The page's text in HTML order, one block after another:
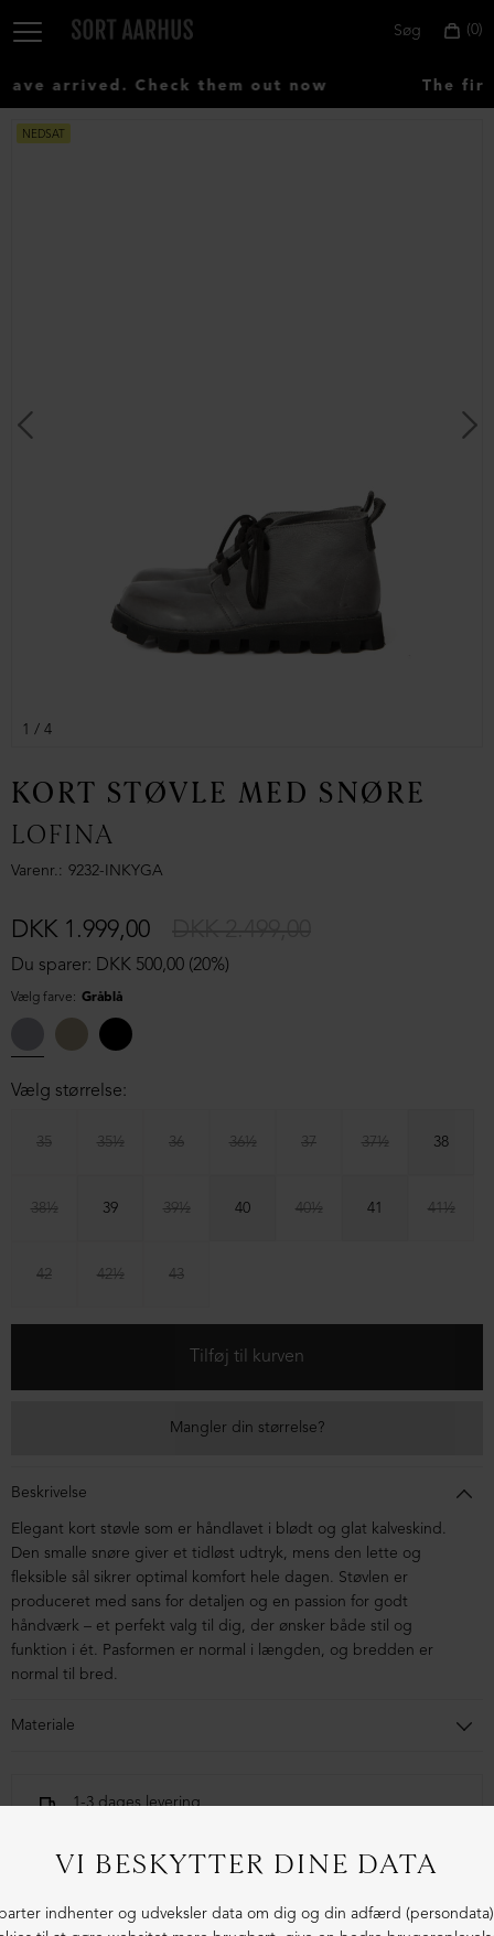
0
Søg
arrived. Check them out now The first
NEDSAT
1 / 4
KORT STØVLE MED SNØRE
LOFINA
Varenr. 9232-INKYGA
Du sparer: DKK 500,00 (20%)
DKK 1.999,00
Vælg farve: Gråblå
Vælg størrelse:
35 35½ 36 36½ 37 37½ 38
38½ 39 39½ 40 40½ 41 41½
42 42½ 43
Mangler din størrelse?
Beskrivelse
Elegant kort støvle som er håndlavet i blødt og glat kalveskind.
Den smalle snøre giver et tidløst udtryk, mens den lette og
fleksible sål sikrer optimal komfort hele dagen. Støvlen er
produceret med sans for detaljen og en passion for godt
håndværk – et perfekt valg til dig, der ønsker både stil og
funktion i ét. Pasformen er normal i længden, og bredden er
normal til bred.
Materiale
1-3 dages levering
Fri fragt fra 1.000,- i DK (pakkeshop)
Ekstraordinær kvalitet - produceret i Europa